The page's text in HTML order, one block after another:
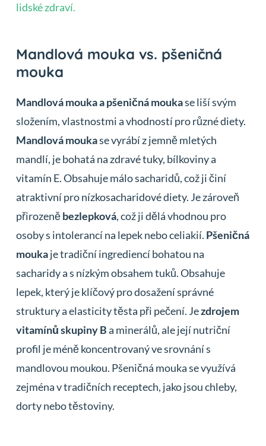
lidské zdraví.
Mandlová mouka vs. pšeničná
mouka
Mandlová mouka a pšeničná moukase liší svým
složením, vlastnostmi a vhodností pro různé diety.
Mandlová moukase vyrábí z jemně mletých
mandlí, je bohatá na zdravé tuky, bílkoviny a
vitamín E. Obsahuje málo sacharidů, což ji činí
atraktivní pro nízkosacharidové diety. Je zároveň
přirozeněbezlepková, což ji dělá vhodnou pro
osoby s intolerancí na lepek nebo celiakií. Pšeničná
moukaje tradiční ingrediencí bohatou na
sacharidy a s nízkým obsahem tuků. Obsahuje
lepek, který je klíčový pro dosažení správné
struktury a elasticity těsta při pečení. Jezdrojem
vitamínů skupiny Ba minerálů, ale její nutriční
profil je méně koncentrovaný ve srovnání s
mandlovou moukou. Pšeničná mouka se využívá
zejména v tradičních receptech, jako jsou chleby,
dorty nebo těstoviny.